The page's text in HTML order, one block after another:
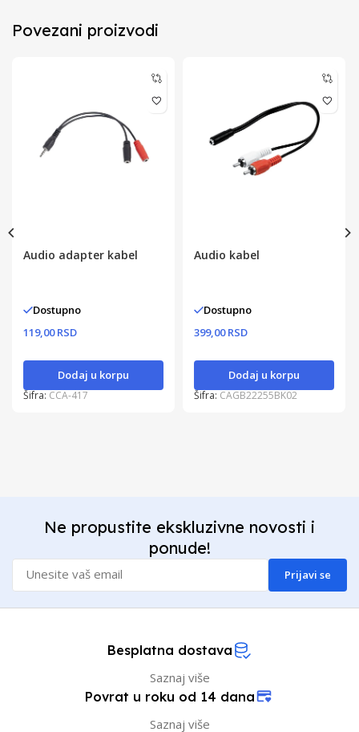
Povezani proizvodi
Audio adapter kabel
Dostupno
119,00 RSD
Dodaj u korpu
Šifra: CCA-417
Audio kabel
Dostupno
399,00 RSD
Dodaj u korpu
Šifra: CAGB22255BK02
Ne propustite ekskluzivne novosti i
ponude!
Prijavi se
Besplatna dostava
Saznaj više
Povrat u roku od 14 dana
Saznaj više